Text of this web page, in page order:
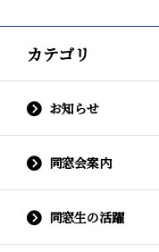
カテゴリ
お知らせ
同窓会案内
同窓生の活躍